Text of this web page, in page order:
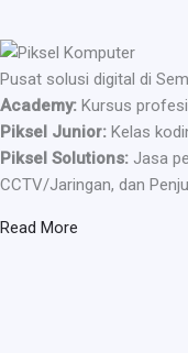
Pusat solusi digital di
Academy: Kursus
Piksel Junior: Kelas
Piksel Solutions: Jasa
CCTV/Jaringan, dan
Read More